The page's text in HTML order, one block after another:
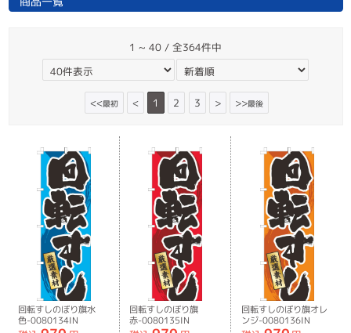
1 ~ 40 / 全364件中
<<最初 < 1 2 3 > >>最後
回転すしのぼり旗水
色-0080134IN
回転すしのぼり旗
赤-0080135IN
回転すしのぼり旗オレ
ンジ-0080136IN